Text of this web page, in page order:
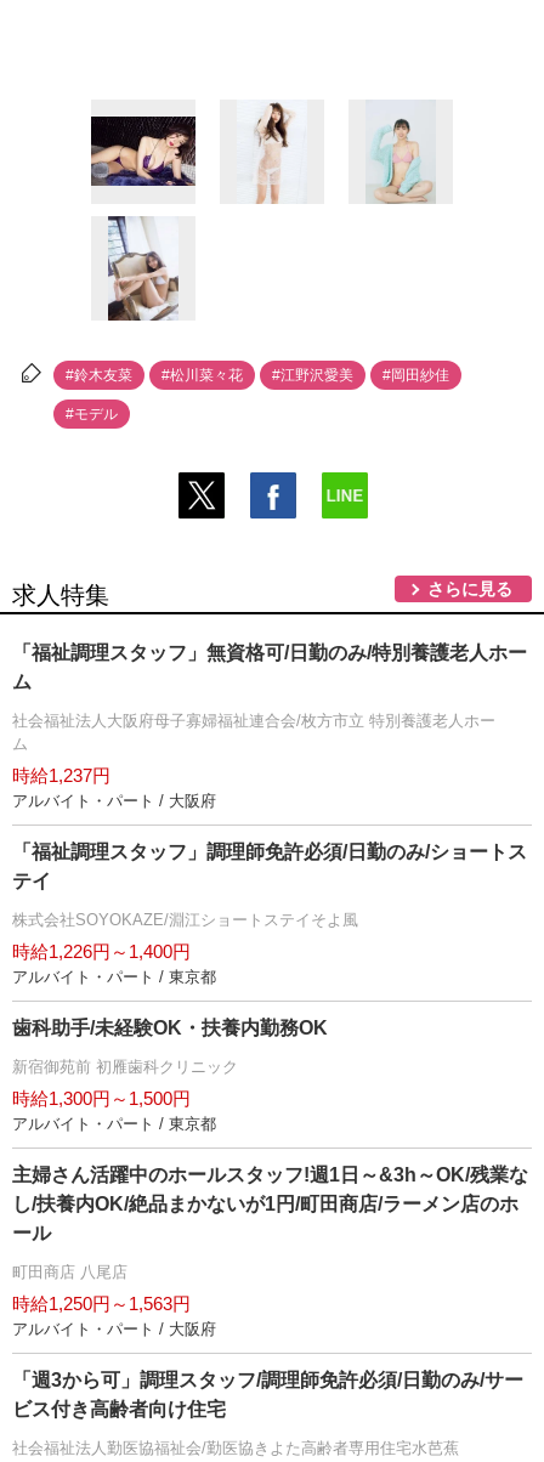
#鈴木友菜 #松川菜々花 #江野沢愛美 #岡田紗佳
#モデル
求人特集 さらに見る
「福祉調理スタッフ」無資格可/日勤のみ/特別養護老人ホー
ム
社会福祉法人大阪府母子寡婦福祉連合会/枚方市立 特別養護老人ホー
ム
時給1,237円
アルバイト・パート / 大阪府
「福祉調理スタッフ」調理師免許必須/日勤のみ/ショートス
テイ
株式会社SOYOKAZE/淵江ショートステイそよ風
時給1,226円～1,400円
アルバイト・パート / 東京都
歯科助手/未経験OK・扶養内勤務OK
新宿御苑前 初雁歯科クリニック
時給1,300円～1,500円
アルバイト・パート / 東京都
主婦さん活躍中のホールスタッフ!週1日～&3h～OK/残業な
し/扶養内OK/絶品まかないが1円/町田商店/ラーメン店のホ
ール
町田商店 八尾店
時給1,250円～1,563円
アルバイト・パート / 大阪府
「週3から可」調理スタッフ/調理師免許必須/日勤のみ/サー
ビス付き高齢者向け住宅
社会福祉法人勤医協福祉会/勤医協きよた高齢者専用住宅水芭蕉